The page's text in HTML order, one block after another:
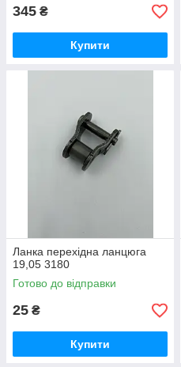
345 ₴
Купити
Ланка перехідна ланцюга
19,05 3180
Готово до відправки
25 ₴
Купити